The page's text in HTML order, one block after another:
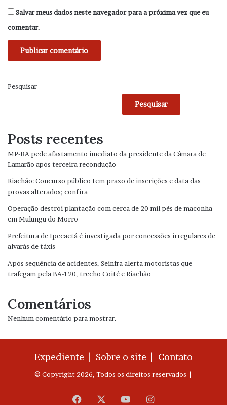
Salvar meus dados neste navegador para a próxima vez que eu
comentar.
Pesquisar
Pesquisar
Posts recentes
MP-BA pede afastamento imediato da presidente da Câmara de
Lamarão após terceira recondução
Riachão: Concurso público tem prazo de inscrições e data das
provas alterados; confira
Operação destrói plantação com cerca de 20 mil pés de maconha
em Mulungu do Morro
Prefeitura de Ipecaetá é investigada por concessões irregulares de
alvarás de táxis
Após sequência de acidentes, Seinfra alerta motoristas que
trafegam pela BA-120, trecho Coité e Riachão
Comentários
Nenhum comentário para mostrar.
Expediente | Sobre o site | Contato
© Copyright 2026, Todos os direitos reservados |
Facebook YouTubeInstagram